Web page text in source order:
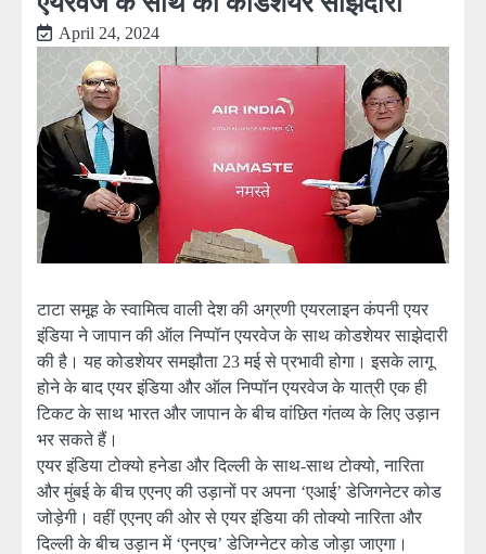
April 24, 2024
टाटा समूह के स्वामित्व वाली देश की अग्रणी एयरलाइन कंपनी एयर
इंडिया ने जापान की ऑल निप्पॉन एयरवेज के साथ कोडशेयर साझेदारी
की है। यह कोडशेयर समझौता 23 मई से प्रभावी होगा। इसके लागू
होने के बाद एयर इंडिया और ऑल निप्पॉन एयरवेज के यात्री एक ही
टिकट के साथ भारत और जापान के बीच वांछित गंतव्य के लिए उड़ान
भर सकते हैं।
एयर इंडिया टोक्यो हनेडा और दिल्ली के साथ-साथ टोक्यो, नारिता
और मुंबई के बीच एएनए की उड़ानों पर अपना ‘एआई’ डेजिगनेटर कोड
जोड़ेगी। वहीं एएनए की ओर से एयर इंडिया की तोक्यो नारिता और
दिल्ली के बीच उड़ान में ‘एनएच’ डेजिग्नेटर कोड जोड़ा जाएगा।